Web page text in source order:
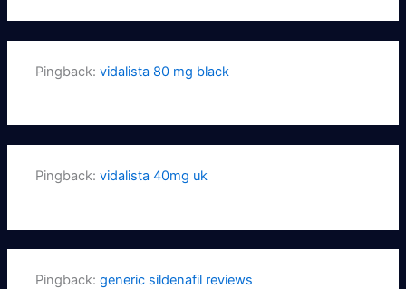
Pingback:vidalista 80 mg black
Pingback:vidalista 40mg uk
Pingback:generic sildenafil reviews